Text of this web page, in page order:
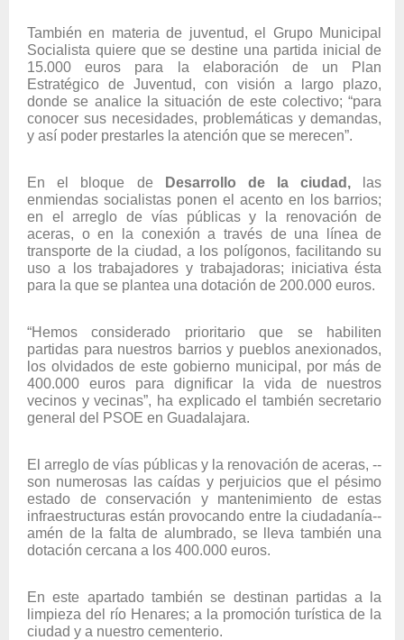
También en materia de juventud, el Grupo Municipal
Socialista quiere que se destine una partida inicial de
15.000 euros para la elaboración de un Plan
Estratégico de Juventud, con visión a largo plazo,
donde se analice la situación de este colectivo; “para
conocer sus necesidades, problemáticas y demandas,
y así poder prestarles la atención que se merecen”.
En el bloque de Desarrollo de la ciudad, las
enmiendas socialistas ponen el acento en los barrios;
en el arreglo de vías públicas y la renovación de
aceras, o en la conexión a través de una línea de
transporte de la ciudad, a los polígonos, facilitando su
uso a los trabajadores y trabajadoras; iniciativa ésta
para la que se plantea una dotación de 200.000 euros.
“Hemos considerado prioritario que se habiliten
partidas para nuestros barrios y pueblos anexionados,
los olvidados de este gobierno municipal, por más de
400.000 euros para dignificar la vida de nuestros
vecinos y vecinas”, ha explicado el también secretario
general del PSOE en Guadalajara.
El arreglo de vías públicas y la renovación de aceras, --
son numerosas las caídas y perjuicios que el pésimo
estado de conservación y mantenimiento de estas
infraestructuras están provocando entre la ciudadanía--
amén de la falta de alumbrado, se lleva también una
dotación cercana a los 400.000 euros.
En este apartado también se destinan partidas a la
limpieza del río Henares; a la promoción turística de la
ciudad y a nuestro cementerio.